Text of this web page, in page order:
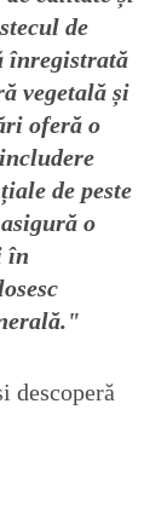
de
înregistrată
vegetală și
oferă o
de peste
o
în
descoperă